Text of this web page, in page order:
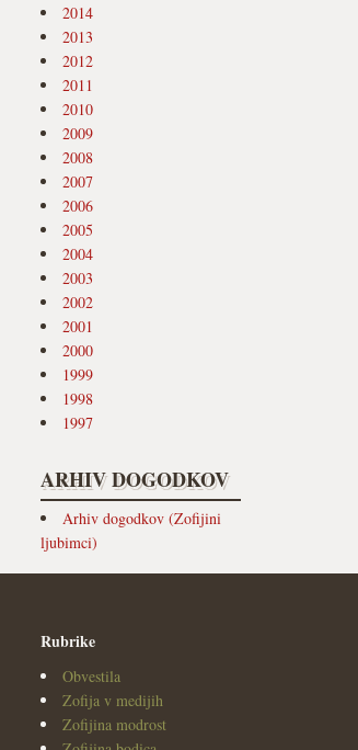
2014
2013
2012
2011
2010
2009
2008
2007
2006
2005
2004
2003
2002
2001
2000
1999
1998
1997
ARHIV DOGODKOV
Arhiv dogodkov (Zofijini
ljubimci)
Rubrike
Obvestila
Zofija v medijih
Zofijina modrost